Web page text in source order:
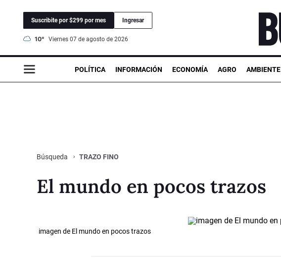
Suscribite por $299 por mes Ingresar
10° viernes 07 de agosto de 2026
POLÍTICA INFORMACIÓN ECONOMÍA AGRO AMBIENTE
Búsqueda TRAZO FINO
El mundo en pocos trazos
imagen de El mundo en pocos trazos